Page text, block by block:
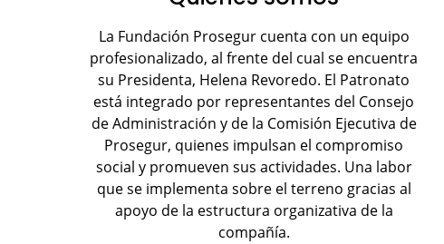
La Fundación Prosegur cuenta con un equipo
profesionalizado, al frente del cual se encuentra
su Presidenta, Helena Revoredo. El Patronato
está integrado por representantes del Consejo
de Administración y de la Comisión Ejecutiva de
Prosegur, quienes impulsan el compromiso
social y promueven sus actividades. Una labor
que se implementa sobre el terreno gracias al
apoyo de la estructura organizativa de la
compañía.